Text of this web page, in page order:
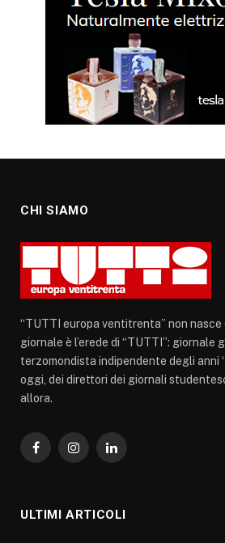
CHI SIAMO
“TUTTI europa ventitrenta” non
giornale è l’erede di “TUTTI”: giornale
terzomondista indipendente degli anni
oggi, dei direttori dei giornali
allora.
FacebookInstagramLinkedIn
ULTIMI ARTICOLI